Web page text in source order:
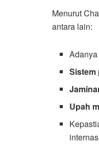
Menurut
antara lain:
Sistem
Upah